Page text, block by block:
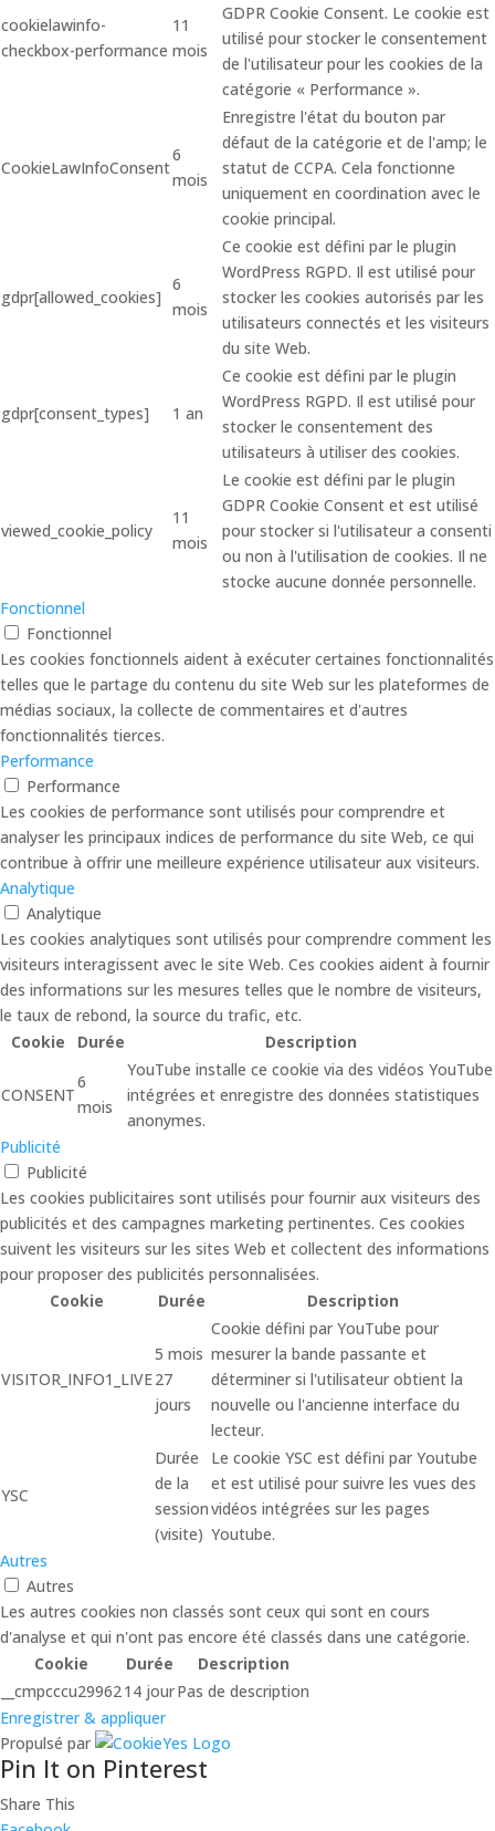
cookielawinfo-
checkbox-performance
11
mois
GDPR Cookie Consent. Le cookie est
utilisé pour stocker le consentement
de l'utilisateur pour les cookies de la
catégorie « Performance ».
CookieLawInfoConsent
6
mois
Enregistre l'état du bouton par
défaut de la catégorie et de l'amp; le
statut de CCPA. Cela fonctionne
uniquement en coordination avec le
cookie principal.
gdpr[allowed_cookies]
6
mois
Ce cookie est défini par le plugin
WordPress RGPD. Il est utilisé pour
stocker les cookies autorisés par les
utilisateurs connectés et les visiteurs
du site Web.
gdpr[consent_types] 1 an
Ce cookie est défini par le plugin
WordPress RGPD. Il est utilisé pour
stocker le consentement des
utilisateurs à utiliser des cookies.
viewed_cookie_policy
11
mois
Le cookie est défini par le plugin
GDPR Cookie Consent et est utilisé
pour stocker si l'utilisateur a consenti
ou non à l'utilisation de cookies. Il ne
stocke aucune donnée personnelle.
Fonctionnel
Fonctionnel
Les cookies fonctionnels aident à exécuter certaines fonctionnalités
telles que le partage du contenu du site Web sur les plateformes de
médias sociaux, la collecte de commentaires et d'autres
fonctionnalités tierces.
Performance
Performance
Les cookies de performance sont utilisés pour comprendre et
analyser les principaux indices de performance du site Web, ce qui
contribue à offrir une meilleure expérience utilisateur aux visiteurs.
Analytique
Analytique
Les cookies analytiques sont utilisés pour comprendre comment les
visiteurs interagissent avec le site Web. Ces cookies aident à fournir
des informations sur les mesures telles que le nombre de visiteurs,
le taux de rebond, la source du trafic, etc.
Cookie
Durée Description
CONSENT
6
mois
YouTube installe ce cookie via des vidéos YouTube
intégrées et enregistre des données statistiques
anonymes.
Publicité
Publicité
Les cookies publicitaires sont utilisés pour fournir aux visiteurs des
publicités et des campagnes marketing pertinentes. Ces cookies
suivent les visiteurs sur les sites Web et collectent des informations
pour proposer des publicités personnalisées.
Cookie
Durée Description
VISITOR_INFO1_LIVE
5 mois
27
jours
Cookie défini par YouTube pour
mesurer la bande passante et
déterminer si l'utilisateur obtient la
nouvelle ou l'ancienne interface du
lecteur.
YSC
Durée
de la
session
(visite)
Le cookie YSC est défini par Youtube
et est utilisé pour suivre les vues des
vidéos intégrées sur les pages
Youtube.
Autres
Autres
Les autres cookies non classés sont ceux qui sont en cours
d'analyse et qui n'ont pas encore été classés dans une catégorie.
Cookie
Durée
Description
__cmpcccu2996214 jourPas de description
Enregistrer & appliquer
Propulsé par
Pin It on Pinterest
Share This